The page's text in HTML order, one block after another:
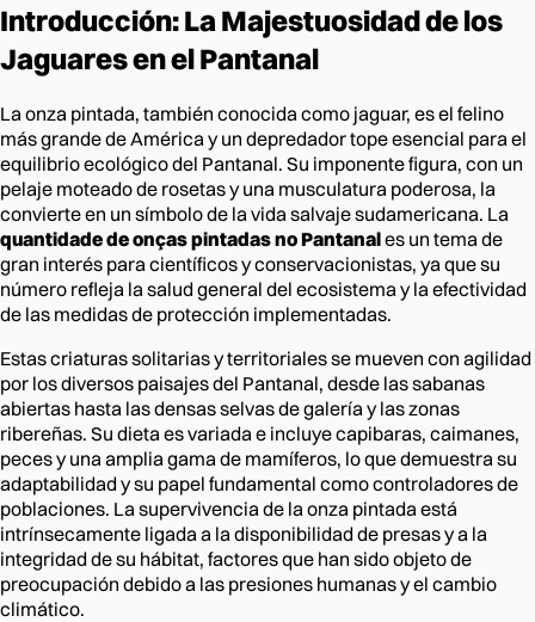
Introducción: La Majestuosidad de los
Jaguares en el Pantanal
La onza pintada, también conocida como jaguar, es el felino
más grande de América y un depredador tope esencial para el
equilibrio ecológico del Pantanal. Su imponente figura, con un
pelaje moteado de rosetas y una musculatura poderosa, la
convierte en un símbolo de la vida salvaje sudamericana. La
quantidade de onças pintadas no Pantanales un tema de
gran interés para científicos y conservacionistas, ya que su
número refleja la salud general del ecosistema y la efectividad
de las medidas de protección implementadas.
Estas criaturas solitarias y territoriales se mueven con agilidad
por los diversos paisajes del Pantanal, desde las sabanas
abiertas hasta las densas selvas de galería y las zonas
ribereñas. Su dieta es variada e incluye capibaras, caimanes,
peces y una amplia gama de mamíferos, lo que demuestra su
adaptabilidad y su papel fundamental como controladores de
poblaciones. La supervivencia de la onza pintada está
intrínsecamente ligada a la disponibilidad de presas y a la
integridad de su hábitat, factores que han sido objeto de
preocupación debido a las presiones humanas y el cambio
climático.